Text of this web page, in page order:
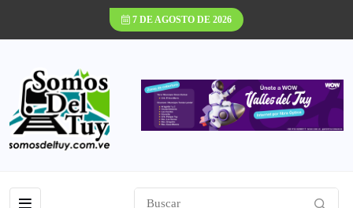
7 DE AGOSTO DE 2026